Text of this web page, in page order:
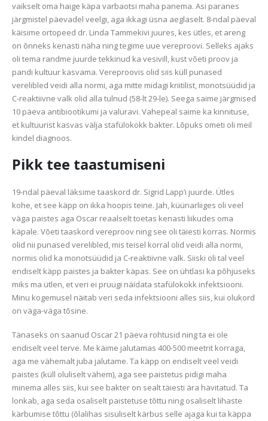
vaikselt oma haige käpa varbaotsi maha panema. Asi paranes
järgmistel päevadel veelgi, aga ikkagi üsna aeglaselt. 8-ndal päeval
käisime ortopeed dr. Linda Tammekivi juures, kes ütles, et areng
on õnneks kenasti näha ning tegime uue vereproovi. Selleks ajaks
oli tema randme juurde tekkinud ka vesivill, kust võeti proov ja
pandi kultuur kasvama. Vereproovis olid siis küll punased
verelibled veidi alla normi, aga mitte midagi kriitilist, monotsüüdid ja
C-reaktiivne valk olid alla tulnud (58-lt 29-le). Seega saime järgmised
10 päeva antibiootikumi ja valuravi. Vahepeal saime ka kinnituse,
et kultuurist kasvas välja stafülokokk bakter. Lõpuks ometi oli meil
kindel diagnoos.
Pikk tee taastumiseni
19-ndal päeval läksime taaskord dr. Sigrid Lapp’i juurde. Ütles
kohe, et see käpp on ikka hoopis teine. Jah, küünarliiges oli veel
väga paistes aga Oscar reaalselt toetas kenasti liikudes oma
käpale. Võeti taaskord vereproov ning see oli täiesti korras. Normis
olid nii punased verelibled, mis teisel korral olid veidi alla normi,
normis olid ka monotsüüdid ja C-reaktiivne valk. Siiski oli tal veel
endiselt käpp paistes ja bakter käpas. See on ühtlasi ka põhjuseks
miks ma ütlen, et veri ei pruugi näidata stafülokokk infektsiooni.
Minu kogemusel näitab veri seda infektsiooni alles siis, kui olukord
on väga-väga tõsine.
Tänaseks on saanud Oscar 21 päeva rohtusid ning ta ei ole
endiselt veel terve. Me käime jalutamas 400-500 meetrit korraga,
aga me vähemalt juba jalutame. Ta käpp on endiselt veel veidi
paistes (küll oluliselt vähem), aga see paistetus pidigi maha
minema alles siis, kui see bakter on sealt täiesti ära hävitatud. Ta
lonkab, aga seda osaliselt paistetuse tõttu ning osaliselt lihaste
kärbumise tõttu (õlalihas sisuliselt kärbus selle ajaga kui ta käppa